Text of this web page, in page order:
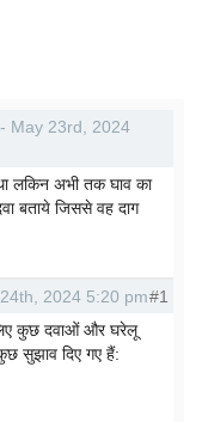
May 23rd, 2024
लकिन अभी तक घाव का
बताये जिससे वह दाग
24th, 2024 5:20 pm#1
कुछ दवाओं और घरेलू
सुझाव दिए गए हैं: